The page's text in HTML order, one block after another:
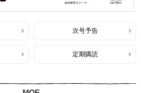
次号予告
定期購読